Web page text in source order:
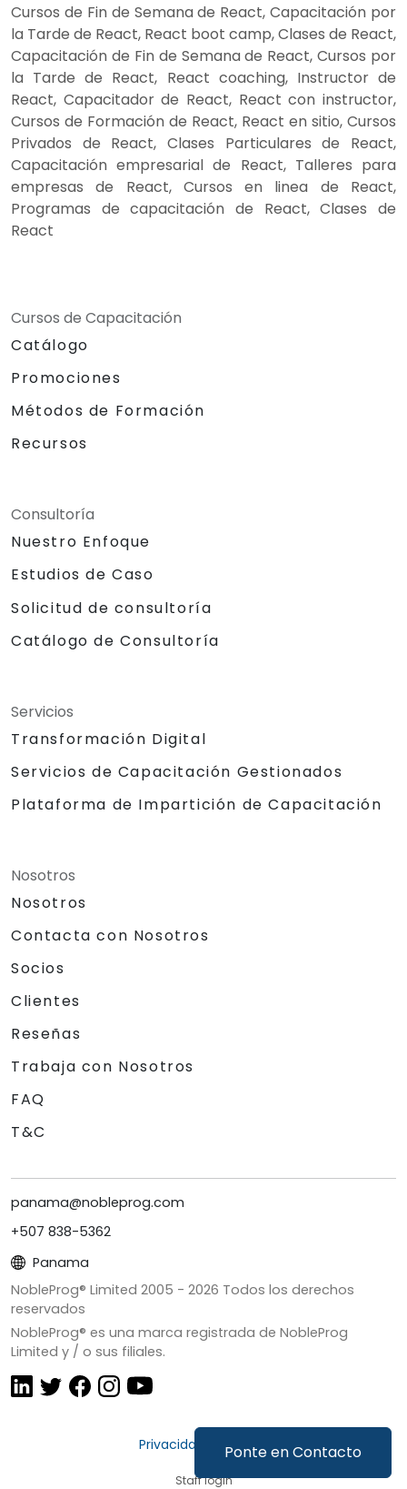
Ponte en Contacto
Cursos de Fin de Semana de React, Capacitación por
la Tarde de React, React boot camp, Clases de React,
Capacitación de Fin de Semana de React, Cursos por
la Tarde de React, React coaching, Instructor de
React, Capacitador de React, React con instructor,
Cursos de Formación de React, React en sitio, Cursos
Privados de React, Clases Particulares de React,
Capacitación empresarial de React, Talleres para
empresas de React, Cursos en linea de React,
Programas de capacitación de React, Clases de
React
Cursos de Capacitación
Catálogo
Promociones
Métodos de Formación
Recursos
Consultoría
Nuestro Enfoque
Estudios de Caso
Solicitud de consultoría
Catálogo de Consultoría
Servicios
Transformación Digital
Servicios de Capacitación Gestionados
Plataforma de Impartición de Capacitación
Nosotros
Nosotros
Contacta con Nosotros
Socios
Clientes
Reseñas
Trabaja con Nosotros
FAQ
T&C
panama@nobleprog.com
+507 838-5362
Panama
NobleProg® Limited 2005 - 2026 Todos los derechos
reservados
NobleProg® es una marca registrada de NobleProg
Limited y / o sus filiales.
Privacidad y Cookies
Staff login